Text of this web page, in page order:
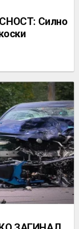
Силно